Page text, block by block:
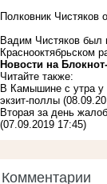
Полковник
Вадим Чистяков был
Краснооктябрьском
Новости на
Читайте также:
В Камышине с утра у
экзит-поллы
Вторая за день
(07.09.2019 17:45)
Комментарии